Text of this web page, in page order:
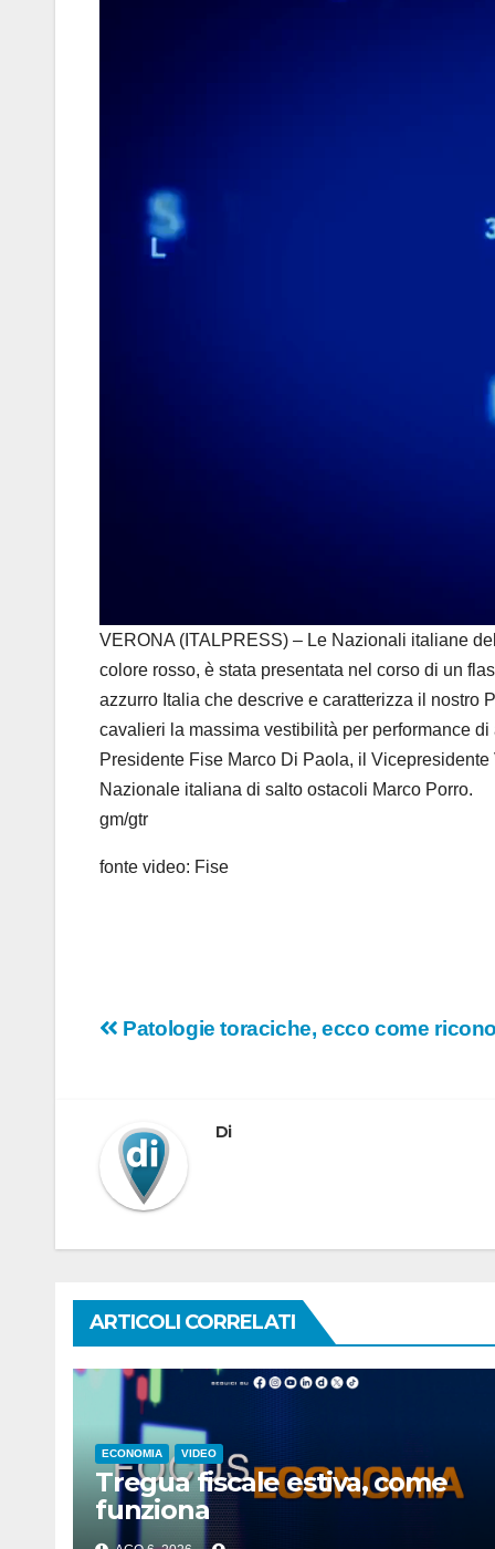
VERONA (ITALPRESS) – Le Nazionali italiane
colore rosso, è stata presentata nel corso di un
azzurro Italia che descrive e caratterizza il nostro
cavalieri la massima vestibilità per performance
Presidente Fise Marco Di Paola, il
Nazionale italiana di salto ostacoli Marco Porro.
gm/gtr
fonte video: Fise
Navigazione
Patologie toraciche, ecco come
Di
ARTICOLI CORRELATI
ECONOMIA VIDEO
Tregua fiscale estiva, come
funziona